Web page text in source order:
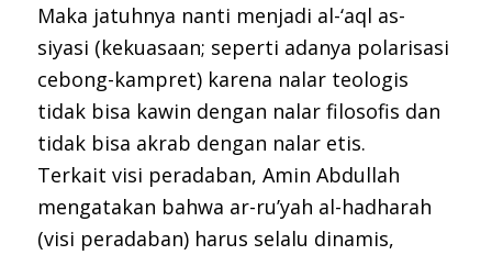
Maka jatuhnya nanti menjadi al-‘aql as-
siyasi (kekuasaan; seperti adanya polarisasi
cebong-kampret) karena nalar teologis
tidak bisa kawin dengan nalar filosofis dan
tidak bisa akrab dengan nalar etis.
Terkait visi peradaban, Amin Abdullah
mengatakan bahwa ar-ru’yah al-hadharah
(visi peradaban) harus selalu dinamis,